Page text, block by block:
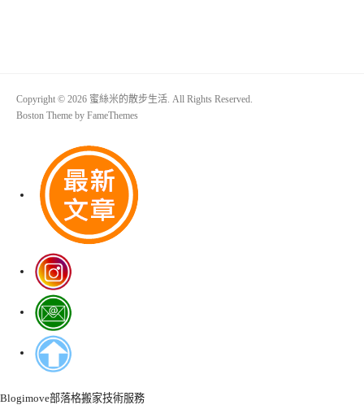
Copyright © 2026 蜜絲米的散步生活. All Rights Reserved.
Boston Theme by FameThemes
Blogimove部落格搬家技術服務